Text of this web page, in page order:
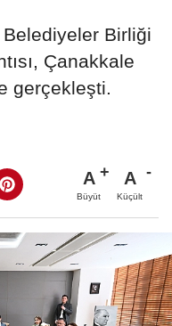
Birliği
Çanakkale
gerçekleşti.
A
Büyüt
A
Küçült